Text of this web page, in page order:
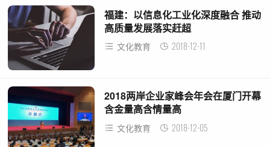
福建：以信息化工业化深度融合 推动
高质量发展落实赶超
文化教育 2018-12-11
2018两岸企业家峰会年会在厦门开幕
含金量高含情量高
文化教育 2018-12-05